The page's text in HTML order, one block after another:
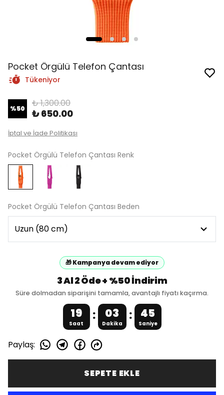
Pocket Örgülü Telefon Çantası
Tükeniyor
%50 ₺ 1,300.00
₺ 650.00
İptal ve İade Politikası
Pocket Örgülü Telefon Çantası Renk
Pocket Örgülü Telefon Çantası Beden
🎁 Kampanya devam ediyor
3 Al 2 Öde + %50 İndirim
Süre dolmadan siparişini tamamla, avantajlı fiyatı kaçırma.
19
Saat
: 03
Dakika
: 45
Saniye
Paylaş:
SEPETE EKLE